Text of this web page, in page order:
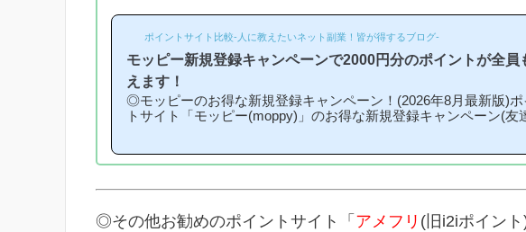
ポイントサイト比較-人に教えたいネット副業！皆が得するブログ-
モッピー新規登録キャンペーンで2000円分のポイントが全員
えます！
◎モッピーのお得な新規登録キャンペーン！(2026年8月最新版)ポ
トサイト「モッピー(moppy)」のお得な新規登録キャンペーン(友
という方は必見です！モッピー新規登録キャンペーン内容キャン
もれなく2000円分のボーナスポイントがもらえる」という、シン
キ...
◎その他お勧めのポイントサイト「 アメフリ (旧i2iポイント)